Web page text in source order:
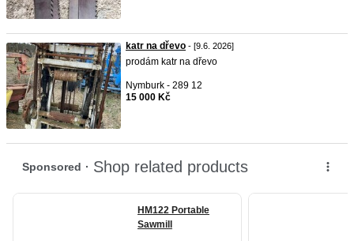
katr na dřevo - [9.6. 2026]
prodám katr na dřevo
Nymburk - 289 12
15 000 Kč